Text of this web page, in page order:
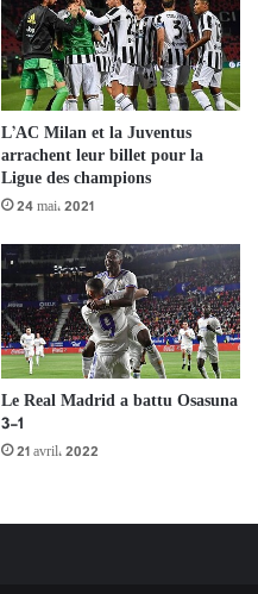
L’AC Milan et la Juventus
arrachent leur billet pour la
Ligue des champions
24 mai، 2021
Le Real Madrid a battu Osasuna
3-1
21 avril، 2022